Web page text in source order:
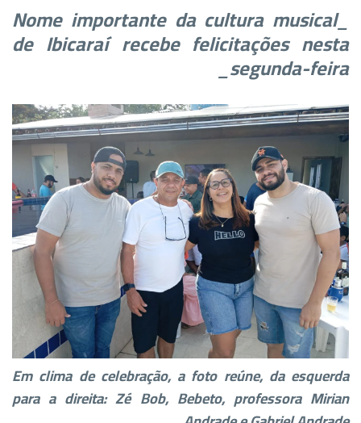
_Nome importante da cultura musical
de Ibicaraí recebe felicitações nesta
segunda-feira_
Em clima de celebração, a foto reúne, da esquerda
para a direita: Zé Bob, Bebeto, professora Mirian